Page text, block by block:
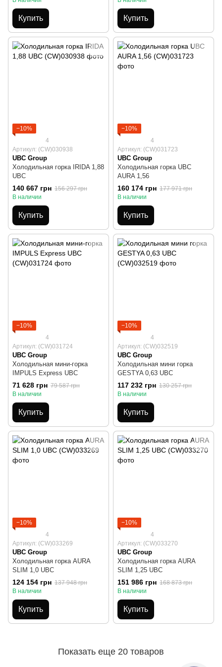
Купить Купить
−10%
4
Артикул: (CW)030938
UBC Group
Холодильная горка IRIDA 1,88
UBC
140 667 грн 156 297 грн
В наличии
Купить
−10%
4
Артикул: (CW)031723
UBC Group
Холодильная горка UBC
AURA 1,56
160 174 грн 177 971 грн
В наличии
Купить
−10%
4
Артикул: (CW)031724
UBC Group
Холодильная мини-горка
IMPULS Express UBC
71 628 грн 79 587 грн
В наличии
Купить
−10%
4
Артикул: (CW)032519
UBC Group
Холодильная мини горка
GESTYA 0,63 UBC
117 232 грн 130 257 грн
В наличии
Купить
−10%
4
Артикул: (CW)033269
UBC Group
Холодильная горка AURA
SLIM 1,0 UBC
124 154 грн 137 948 грн
В наличии
Купить
−10%
4
Артикул: (CW)033270
UBC Group
Холодильная горка AURA
SLIM 1,25 UBC
151 986 грн 168 873 грн
В наличии
Купить
Показать еще 20 товаров